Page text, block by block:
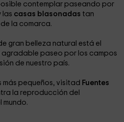
contemplar paseando por
las casas blasonadas tan
la comarca.
gran belleza natural está el
agradable paseo por los campos
de nuestro país.
más pequeños, visitad Fuentes
la reproducción del
mundo.